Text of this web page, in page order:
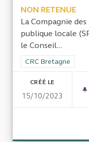
NON RETENUE
La Compagnie
publique locale
le Conseil...
Filtrer les résultats
CRC Bretagne
CRÉÉ LE
15/10/2023